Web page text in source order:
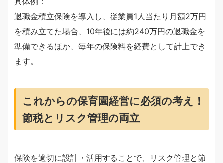
退職金積立保険を導入し、従業員1人当たり月額2万円
を積み立てた場合、10年後には約240万円の退職金を
準備できるほか、毎年の保険料を経費として計上でき
ます。
これからの保育園経営に必須の考え！
節税とリスク管理の両立
保険を適切に設計・活用することで、リスク管理と節